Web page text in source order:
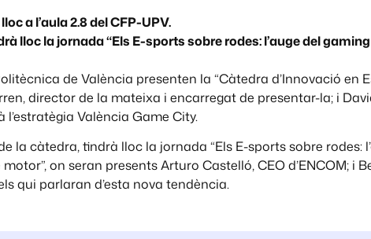
a l’aula 2.8 del CFP-UPV.
lloc la jornada “Els E-sports sobre rodes: l’auge del
de València presenten la “Càtedra d’Innovació en
director de la mateixa i encarregat de presentar-la; i
l’estratègia València Game City.
la càtedra, tindrà lloc la jornada “Els E-sports sobre rodes:
on seran presents Arturo Castelló, CEO d’ENCOM; i
qui parlaran d’esta nova tendència.